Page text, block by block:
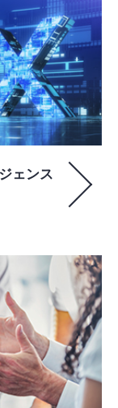
ェンス